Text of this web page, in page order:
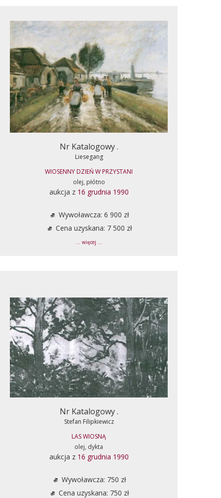
Nr Katalogowy .
Liesegang
WIOSENNY DZIEŃ W PRZYSTANI
olej, płótno
aukcja z 16 grudnia 1990
Wywoławcza: 6 900 zł
Cena uzyskana: 7 500 zł
... więcej ...
Nr Katalogowy .
Stefan Filipkiewicz
LAS WIOSNĄ
olej, dykta
aukcja z 16 grudnia 1990
Wywoławcza: 750 zł
Cena uzyskana: 750 zł